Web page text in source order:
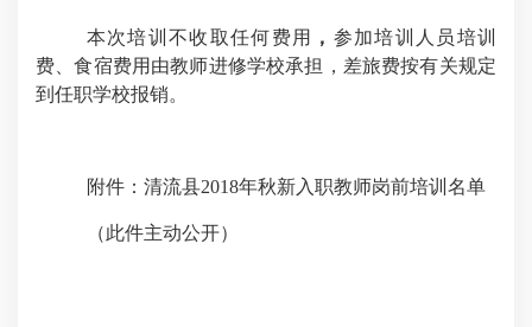
本次培训不收取任何费用 ， 参加培训人员培训
费、食宿费用由教师进修学校承担，差旅费按有关规定
到任职学校报销。
附件：清流县2018年秋新入职教师岗前培训名单
（此件主动公开）